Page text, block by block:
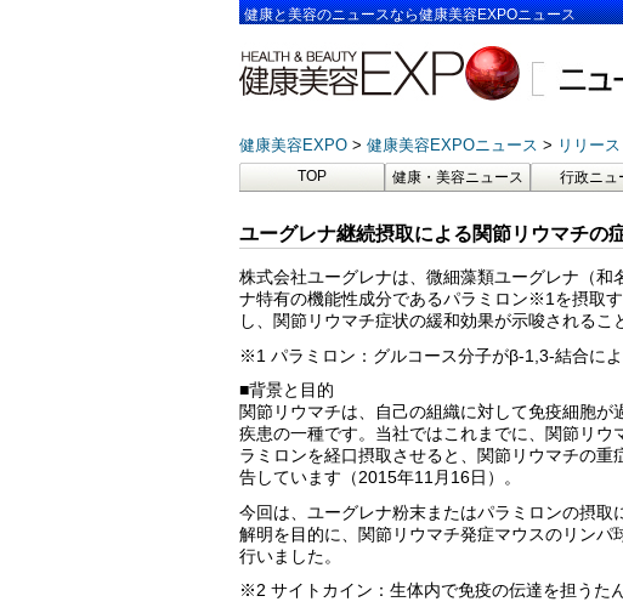
健康と美容のニュースなら健康美容EXPOニュース
健康美容EXPO 健康美容EXPOニュース リリー
TOP 健康・美容ニュース 行政ニュ
ユーグレナ継続摂取による関節リウマチの
株式会社ユーグレナは、微細藻類ユーグレナ（
ナ特有の機能性成分であるパラミロン※1を摂取
し、関節リウマチ症状の緩和効果が示唆されるこ
※1 パラミロン：グルコース分子がβ-1,3-結合に
■背景と目的
関節リウマチは、自己の組織に対して免疫細胞
疾患の一種です。当社ではこれまでに、関節リ
ラミロンを経口摂取させると、関節リウマチの
告しています（2015年11月16日）。
今回は、ユーグレナ粉末またはパラミロンの摂
解明を目的に、関節リウマチ発症マウスのリン
行いました。
※2 サイトカイン：生体内で免疫の伝達を担うた